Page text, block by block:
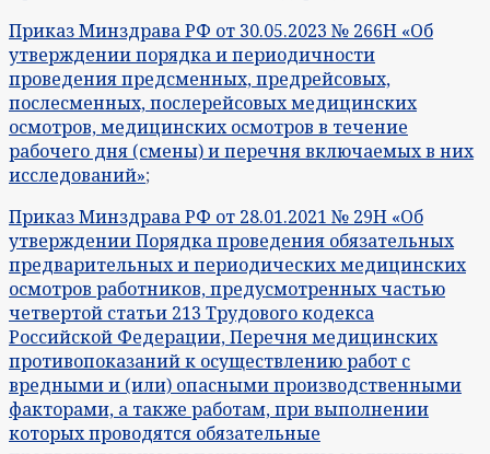
Приказ Минздрава РФ от 30.05.2023 № 266Н «Об
утверждении порядка и периодичности
проведения предсменных, предрейсовых,
послесменных, послерейсовых медицинских
осмотров, медицинских осмотров в течение
рабочего дня (смены) и перечня включаемых в них
исследований»;
Приказ Минздрава РФ от 28.01.2021 № 29Н «Об
утверждении Порядка проведения обязательных
предварительных и периодических медицинских
осмотров работников, предусмотренных частью
четвертой статьи 213 Трудового кодекса
Российской Федерации, Перечня медицинских
противопоказаний к осуществлению работ с
вредными и (или) опасными производственными
факторами, а также работам, при выполнении
которых проводятся обязательные